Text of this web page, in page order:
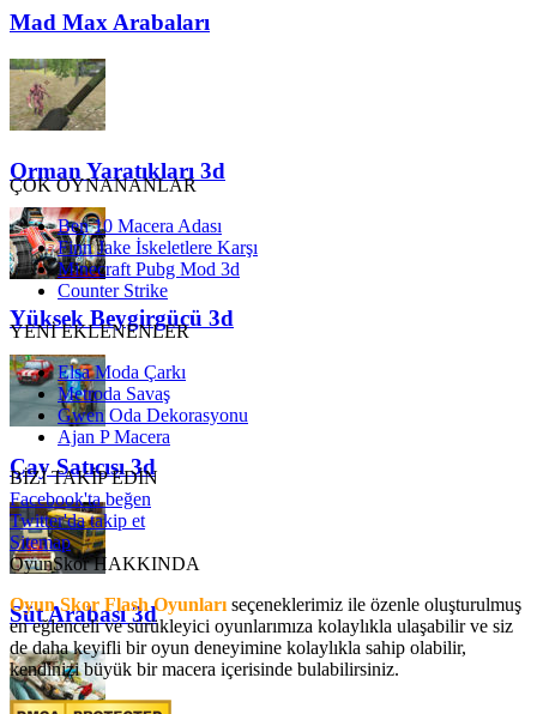
Mad Max Arabaları
Orman Yaratıkları 3d
Yüksek Beygirgücü 3d
Çay Satıcısı 3d
Süt Arabası 3d
ÇOK OYNANANLAR
Ben 10 Macera Adası
Finn Jake İskeletlere Karşı
Minecraft Pubg Mod 3d
Counter Strike
YENİ EKLENENLER
Elsa Moda Çarkı
Metroda Savaş
Gwen Oda Dekorasyonu
Ajan P Macera
BİZİ TAKİP EDİN
Facebook'ta beğen
Twitter'da takip et
Sitemap
OyunSkor HAKKINDA
Oyun Skor Flash Oyunları seçeneklerimiz ile özenle oluşturulmuş
en eğlenceli ve sürükleyici oyunlarımıza kolaylıkla ulaşabilir ve siz
de daha keyifli bir oyun deneyimine kolaylıkla sahip olabilir,
kendinizi büyük bir macera içerisinde bulabilirsiniz.